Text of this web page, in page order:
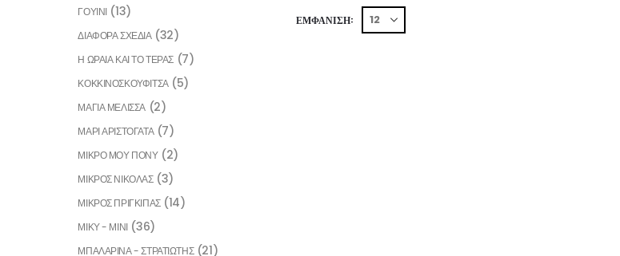
ΕΜΦΆΝΙΣΗ:
ΓΟΥΙΝΙ (13)
ΔΙΑΦΟΡΑ ΣΧΕΔΙΑ (32)
Η ΩΡΑΙΑ ΚΑΙ ΤΟ ΤΕΡΑΣ (7)
ΚΟΚΚΙΝΟΣΚΟΥΦΙΤΣΑ (5)
ΜΑΓΙΑ ΜΕΛΙΣΣΑ (2)
ΜΑΡΙ ΑΡΙΣΤΟΓΑΤΑ (7)
ΜΙΚΡΟ ΜΟΥ ΠΟΝΥ (2)
ΜΙΚΡΟΣ ΝΙΚΟΛΑΣ (3)
ΜΙΚΡΟΣ ΠΡΙΓΚΙΠΑΣ (14)
ΜΙΚΥ - ΜΙΝΙ (36)
ΜΠΑΛΑΡΙΝΑ - ΣΤΡΑΤΙΩΤΗΣ (21)